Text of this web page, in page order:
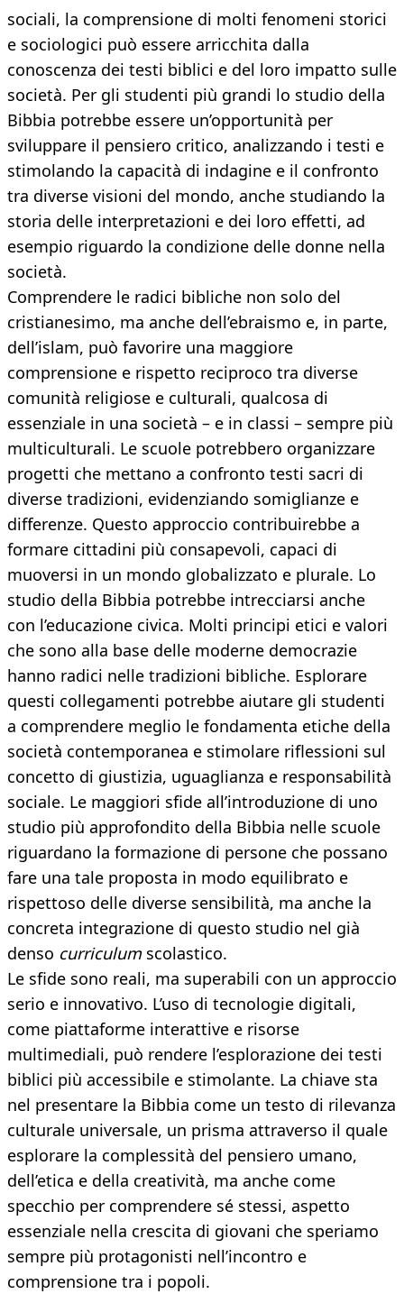
sociali, la comprensione di molti fenomeni storici
e sociologici può essere arricchita dalla
conoscenza dei testi biblici e del loro impatto sulle
società. Per gli studenti più grandi lo studio della
Bibbia potrebbe essere un’opportunità per
sviluppare il pensiero critico, analizzando i testi e
stimolando la capacità di indagine e il confronto
tra diverse visioni del mondo, anche studiando la
storia delle interpretazioni e dei loro effetti, ad
esempio riguardo la condizione delle donne nella
società.
Comprendere le radici bibliche non solo del
cristianesimo, ma anche dell’ebraismo e, in parte,
dell’islam, può favorire una maggiore
comprensione e rispetto reciproco tra diverse
comunità religiose e culturali, qualcosa di
essenziale in una società – e in classi – sempre più
multiculturali. Le scuole potrebbero organizzare
progetti che mettano a confronto testi sacri di
diverse tradizioni, evidenziando somiglianze e
differenze. Questo approccio contribuirebbe a
formare cittadini più consapevoli, capaci di
muoversi in un mondo globalizzato e plurale. Lo
studio della Bibbia potrebbe intrecciarsi anche
con l’educazione civica. Molti principi etici e valori
che sono alla base delle moderne democrazie
hanno radici nelle tradizioni bibliche. Esplorare
questi collegamenti potrebbe aiutare gli studenti
a comprendere meglio le fondamenta etiche della
società contemporanea e stimolare riflessioni sul
concetto di giustizia, uguaglianza e responsabilità
sociale. Le maggiori sfide all’introduzione di uno
studio più approfondito della Bibbia nelle scuole
riguardano la formazione di persone che possano
fare una tale proposta in modo equilibrato e
rispettoso delle diverse sensibilità, ma anche la
concreta integrazione di questo studio nel già
denso curriculumscolastico.
Le sfide sono reali, ma superabili con un approccio
serio e innovativo. L’uso di tecnologie digitali,
come piattaforme interattive e risorse
multimediali, può rendere l’esplorazione dei testi
biblici più accessibile e stimolante. La chiave sta
nel presentare la Bibbia come un testo di rilevanza
culturale universale, un prisma attraverso il quale
esplorare la complessità del pensiero umano,
dell’etica e della creatività, ma anche come
specchio per comprendere sé stessi, aspetto
essenziale nella crescita di giovani che speriamo
sempre più protagonisti nell’incontro e
comprensione tra i popoli.